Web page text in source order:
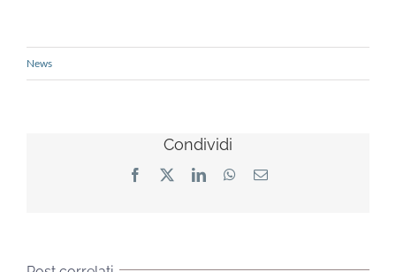
News
Condividi
Facebook LinkedInWhatsApp
Email